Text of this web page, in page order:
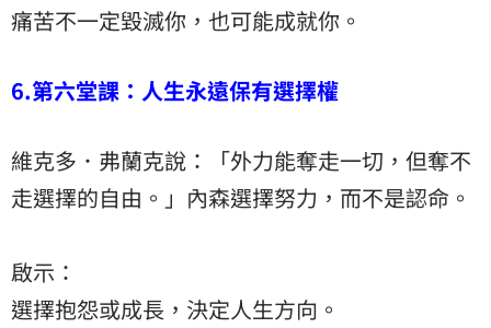
痛苦不一定毀滅你，也可能成就你。
6.第六堂課：人生永遠保有選擇權
維克多．弗蘭克說：「外力能奪走一切，但奪不
走選擇的自由。」內森選擇努力，而不是認命。
啟示：
選擇抱怨或成長，決定人生方向。